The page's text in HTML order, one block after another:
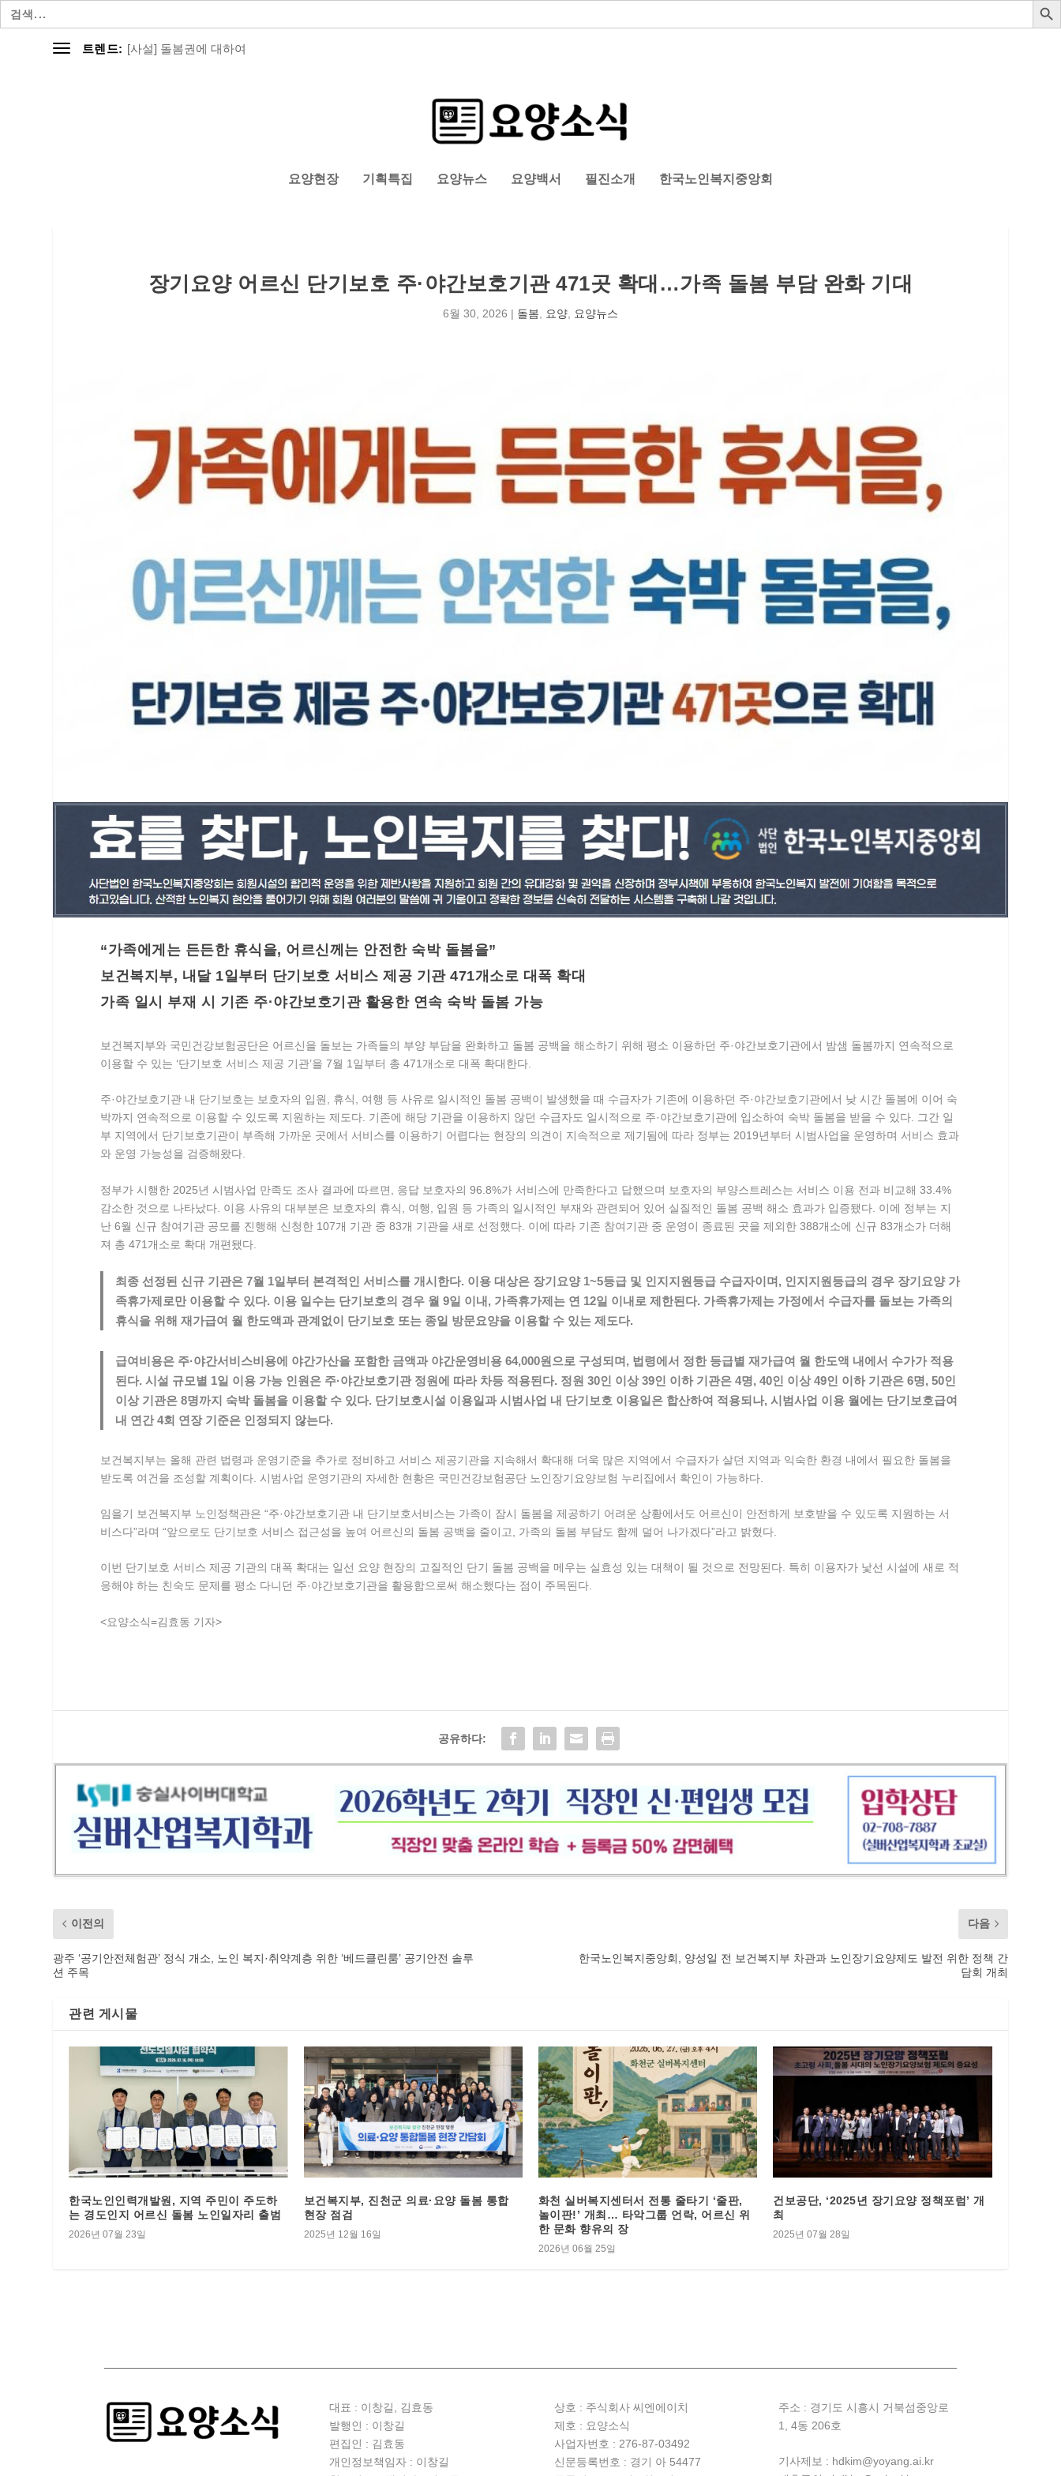
검
색:
트렌드: [사설] 돌봄권에 대하여
요양현장 기획특집 요양뉴스 요양백서 필진소개 한국노인복지중앙회
장기요양 어르신 단기보호 주·야간보호기관 471곳 확대…가족 돌봄 부담 완화 기대
6월 30, 2026 | 돌봄, 요양, 요양뉴스
“가족에게는 든든한 휴식을, 어르신께는 안전한 숙박 돌봄을”
보건복지부, 내달 1일부터 단기보호 서비스 제공 기관 471개소로 대폭 확대
가족 일시 부재 시 기존 주·야간보호기관 활용한 연속 숙박 돌봄 가능
보건복지부와 국민건강보험공단은 어르신을 돌보는 가족들의 부양 부담을 완화하고 돌봄 공백을 해소하기 위해 평소 이용하던 주·야간보호기관에서 밤샘 돌봄까지 연속적으로
이용할 수 있는 ‘단기보호 서비스 제공 기관’을 7월 1일부터 총 471개소로 대폭 확대한다.
주·야간보호기관 내 단기보호는 보호자의 입원, 휴식, 여행 등 사유로 일시적인 돌봄 공백이 발생했을 때 수급자가 기존에 이용하던 주·야간보호기관에서 낮 시간 돌봄에 이어 숙
박까지 연속적으로 이용할 수 있도록 지원하는 제도다. 기존에 해당 기관을 이용하지 않던 수급자도 일시적으로 주·야간보호기관에 입소하여 숙박 돌봄을 받을 수 있다. 그간 일
부 지역에서 단기보호기관이 부족해 가까운 곳에서 서비스를 이용하기 어렵다는 현장의 의견이 지속적으로 제기됨에 따라 정부는 2019년부터 시범사업을 운영하며 서비스 효과
와 운영 가능성을 검증해왔다.
정부가 시행한 2025년 시범사업 만족도 조사 결과에 따르면, 응답 보호자의 96.8%가 서비스에 만족한다고 답했으며 보호자의 부양스트레스는 서비스 이용 전과 비교해 33.4%
감소한 것으로 나타났다. 이용 사유의 대부분은 보호자의 휴식, 여행, 입원 등 가족의 일시적인 부재와 관련되어 있어 실질적인 돌봄 공백 해소 효과가 입증됐다. 이에 정부는 지
난 6월 신규 참여기관 공모를 진행해 신청한 107개 기관 중 83개 기관을 새로 선정했다. 이에 따라 기존 참여기관 중 운영이 종료된 곳을 제외한 388개소에 신규 83개소가 더해
져 총 471개소로 확대 개편됐다.
최종 선정된 신규 기관은 7월 1일부터 본격적인 서비스를 개시한다. 이용 대상은 장기요양 1~5등급 및 인지지원등급 수급자이며, 인지지원등급의 경우 장기요양 가
족휴가제로만 이용할 수 있다. 이용 일수는 단기보호의 경우 월 9일 이내, 가족휴가제는 연 12일 이내로 제한된다. 가족휴가제는 가정에서 수급자를 돌보는 가족의
휴식을 위해 재가급여 월 한도액과 관계없이 단기보호 또는 종일 방문요양을 이용할 수 있는 제도다.
급여비용은 주·야간서비스비용에 야간가산을 포함한 금액과 야간운영비용 64,000원으로 구성되며, 법령에서 정한 등급별 재가급여 월 한도액 내에서 수가가 적용
된다. 시설 규모별 1일 이용 가능 인원은 주·야간보호기관 정원에 따라 차등 적용된다. 정원 30인 이상 39인 이하 기관은 4명, 40인 이상 49인 이하 기관은 6명, 50인
이상 기관은 8명까지 숙박 돌봄을 이용할 수 있다. 단기보호시설 이용일과 시범사업 내 단기보호 이용일은 합산하여 적용되나, 시범사업 이용 월에는 단기보호급여
내 연간 4회 연장 기준은 인정되지 않는다.
보건복지부는 올해 관련 법령과 운영기준을 추가로 정비하고 서비스 제공기관을 지속해서 확대해 더욱 많은 지역에서 수급자가 살던 지역과 익숙한 환경 내에서 필요한 돌봄을
받도록 여건을 조성할 계획이다. 시범사업 운영기관의 자세한 현황은 국민건강보험공단 노인장기요양보험 누리집에서 확인이 가능하다.
임을기 보건복지부 노인정책관은 “주·야간보호기관 내 단기보호서비스는 가족이 잠시 돌봄을 제공하기 어려운 상황에서도 어르신이 안전하게 보호받을 수 있도록 지원하는 서
비스다”라며 “앞으로도 단기보호 서비스 접근성을 높여 어르신의 돌봄 공백을 줄이고, 가족의 돌봄 부담도 함께 덜어 나가겠다”라고 밝혔다.
이번 단기보호 서비스 제공 기관의 대폭 확대는 일선 요양 현장의 고질적인 단기 돌봄 공백을 메우는 실효성 있는 대책이 될 것으로 전망된다. 특히 이용자가 낯선 시설에 새로 적
응해야 하는 친숙도 문제를 평소 다니던 주·야간보호기관을 활용함으로써 해소했다는 점이 주목된다.
<요양소식=김효동 기자>
공유하다:
이전의
광주 ‘공기안전체험관’ 정식 개소, 노인 복지·취약계층 위한 ‘베드클린룸’ 공기안전 솔루
션 주목
다음
한국노인복지중앙회, 양성일 전 보건복지부 차관과 노인장기요양제도 발전 위한 정책 간
담회 개최
관련 게시물
한국노인인력개발원, 지역 주민이 주도하
는 경도인지 어르신 돌봄 노인일자리 출범
2026년 07월 23일
보건복지부, 진천군 의료·요양 돌봄 통합
현장 점검
2025년 12월 16일
화천 실버복지센터서 전통 줄타기 ‘줄판,
놀이판!’ 개최… 타악그룹 언락, 어르신 위
한 문화 향유의 장
2026년 06월 25일
건보공단, ‘2025년 장기요양 정책포럼’ 개
최
2025년 07월 28일
대표 : 이창길, 김효동
발행인 : 이창길
편집인 : 김효동
개인정보책임자 : 이창길
상호 : 주식회사 씨엔에이치
제호 : 요양소식
사업자번호 : 276-87-03492
신문등록번호 : 경기 아 54477
주소 : 경기도 시흥시 거북섬중앙로
1, 4동 206호
기사제보 : hdkim@yoyang.ai.kr